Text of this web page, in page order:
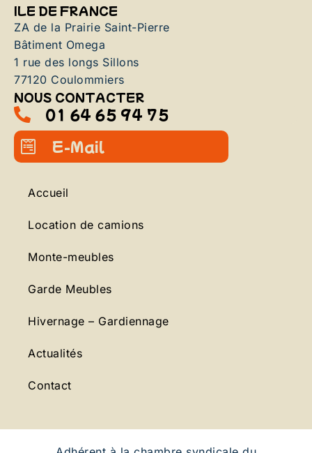
ILE DE FRANCE
ZA de la Prairie Saint-Pierre
Bâtiment Omega
1 rue des longs Sillons
77120 Coulommiers
NOUS CONTACTER
01 64 65 94 75
E-Mail
Accueil
Location de camions
Monte-meubles
Garde Meubles
Hivernage – Gardiennage
Actualités
Contact